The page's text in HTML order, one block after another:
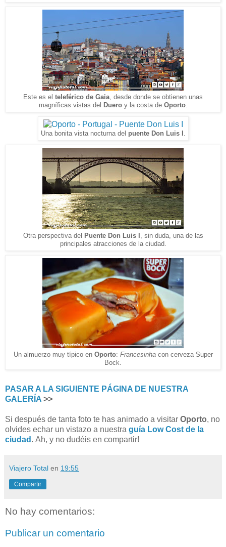
Este es el teleférico de Gaia, desde donde se obtienen unas
magníficas vistas del
Dueroy la costa de Oporto.
Una bonita vista nocturna del puente Don Luis I .
Otra perspectiva del Puente Don Luis I
, sin duda, una de las
principales atracciones de la ciudad.
Un almuerzo muy típico en Oporto: Francesinhacon cerveza Super
Bock.
PASAR A LA SIGUIENTE PÁGINA DE NUESTRA
GALERÍA >>
Si después de tanta foto te has animado a visitar Oporto, no
olvides echar un vistazo a nuestra guía Low Cost de la
ciudad . Ah, y no dudéis en compartir!
Viajero Total en 19:55
Compartir
No hay comentarios:
Publicar un comentario